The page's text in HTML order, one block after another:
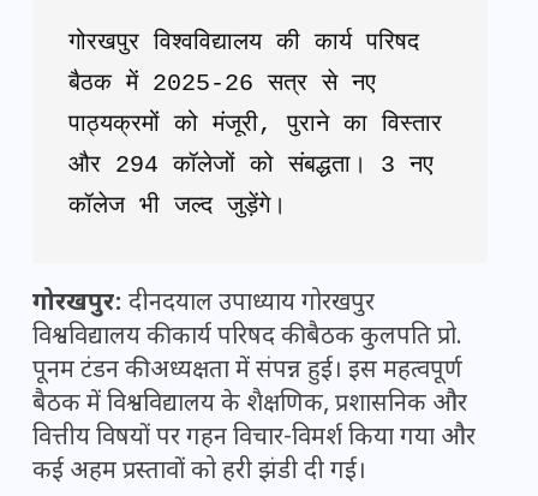
गोरखपुर विश्वविद्यालय की कार्य परिषद
बैठक में 2025-26 सत्र से नए
पाठ्यक्रमों को मंजूरी, पुराने का विस्तार
और 294 कॉलेजों को संबद्धता। 3 नए
कॉलेज भी जल्द जुड़ेंगे।
गोरखपुर: दीनदयाल उपाध्याय गोरखपुर
विश्वविद्यालय की कार्य परिषद की बैठक कुलपति प्रो.
पूनम टंडन की अध्यक्षता में संपन्न हुई। इस महत्वपूर्ण
बैठक में विश्वविद्यालय के शैक्षणिक, प्रशासनिक और
वित्तीय विषयों पर गहन विचार-विमर्श किया गया और
कई अहम प्रस्तावों को हरी झंडी दी गई।